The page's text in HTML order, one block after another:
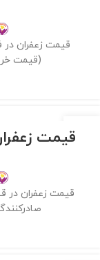
قیمت زعفران در
(قیمت
18
بهمنقیمت
قیمت زعفران در